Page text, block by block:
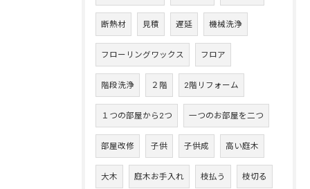
断熱材 見積 遅延 機械洗浄
フローリングワックス フロア
階段洗浄 ２階 2階リフォーム
１つの部屋から2つ 一つのお部屋を二つ
部屋改修 子供 子供成 高い庭木
大木 庭木お手入れ 枝払う 枝切る